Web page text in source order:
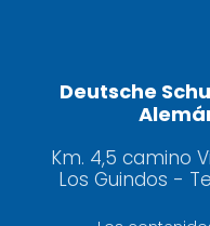
Deutsche
Km. 4,5 camino
Los Guindos -